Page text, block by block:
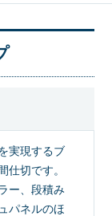
実現するブ
仕切です。
ー、段積み
パネルのほ